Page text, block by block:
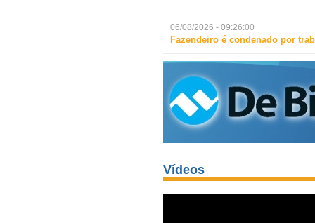
06/08/2026 - 09:26:00
Fazendeiro é condenado por
Vídeos